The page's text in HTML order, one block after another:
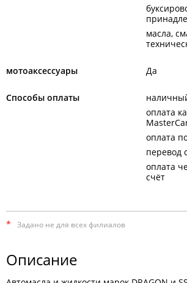
масла,
мотоаксессуары Да
Способы оплаты
оплата
оплата
перевод
оплата
счёт
* Задано не для всех филиалов
Описание